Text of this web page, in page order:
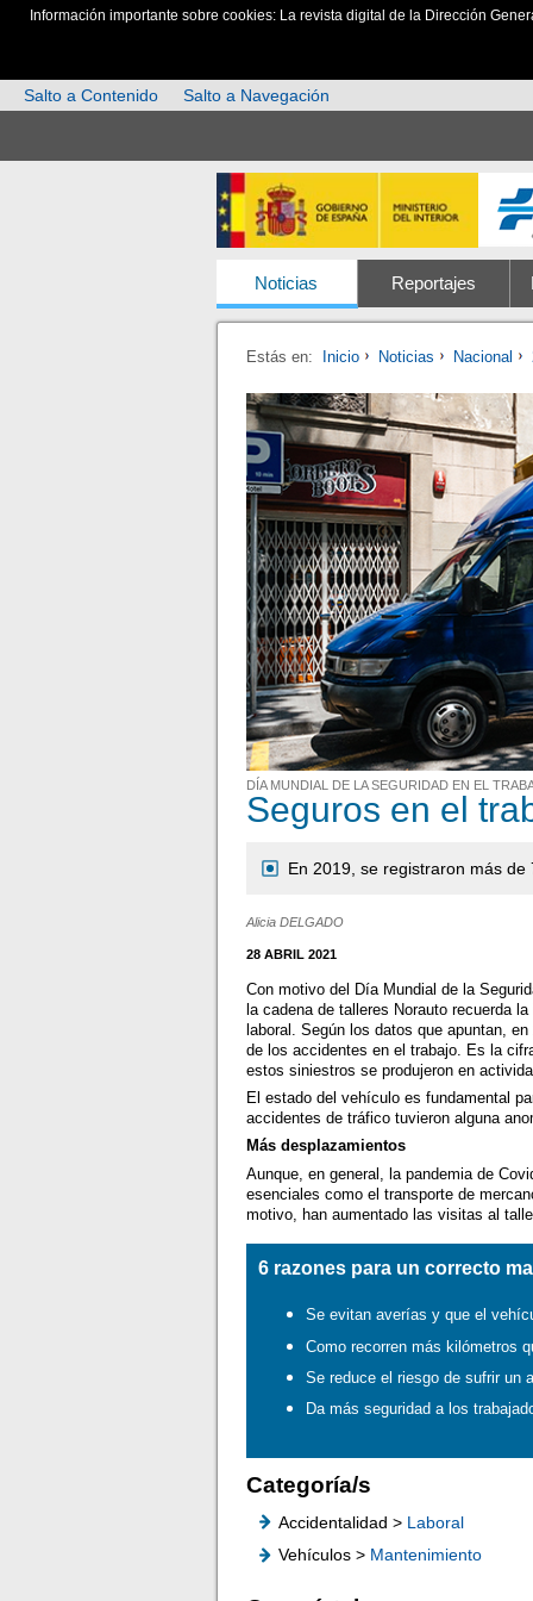
Información importante sobre cookies: La revista digital de la Dirección
Salto a Contenido
Salto a Navegación
Noticias Reportajes
Estás en: Inicio Noticias Nacional
DÍA MUNDIAL DE LA SEGURIDAD EN EL
Seguros en el
En 2019, se registraron más
Alicia DELGADO
28 ABRIL 2021
Con motivo del Día Mundial de la
la cadena de talleres Norauto recuerda
laboral. Según los datos que apuntan,
de los accidentes en el trabajo. Es la
estos siniestros se produjeron en
El estado del vehículo es fundamental
accidentes de tráfico tuvieron alguna
Más desplazamientos
Aunque, en general, la pandemia de
esenciales como el transporte de
motivo, han aumentado las visitas al
6 razones para un correcto
Se evitan averías y que el
Como recorren más kilómetros
Se reduce el riesgo de sufrir un
Da más seguridad a los
Categoría/s
Accidentalidad > Laboral
Vehículos > Mantenimiento